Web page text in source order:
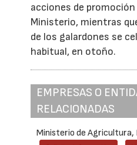
acciones de
Ministerio, mientras
de los galardones se
habitual, en otoño.
EMPRESAS O
RELACIONADAS
Ministerio de Agricultura,